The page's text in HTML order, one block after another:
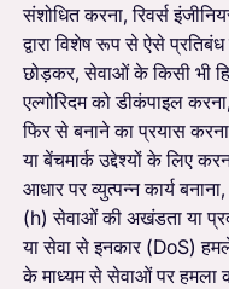
संशोधित करना, रिवर्स
द्वारा विशेष रूप से ऐसे
छोड़कर, सेवाओं के किसी भी
एल्गोरिदम को डीकंपाइल
फिर से बनाने का प्रयास
या बेंचमार्क उद्देश्यों के लिए
आधार पर व्युत्पन्न कार्य
(h) सेवाओं की अखंडता या
या सेवा से इनकार (DoS)
के माध्यम से सेवाओं पर